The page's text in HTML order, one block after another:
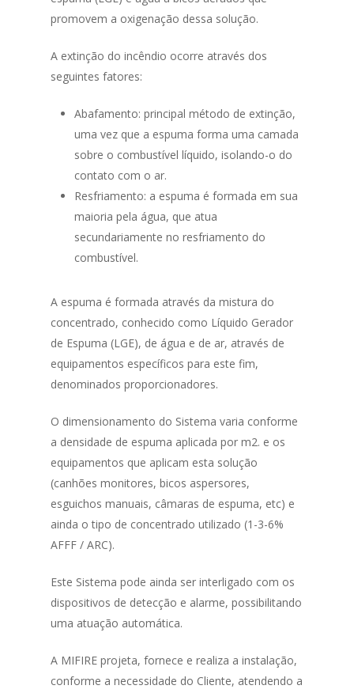
promovem a oxigenação dessa solução.
A extinção do incêndio ocorre através dos
seguintes fatores:
Abafamento: principal método de extinção,
uma vez que a espuma forma uma camada
sobre o combustível líquido, isolando-o do
contato com o ar.
Resfriamento: a espuma é formada em sua
maioria pela água, que atua
secundariamente no resfriamento do
combustível.
A espuma é formada através da mistura do
concentrado, conhecido como Líquido Gerador
de Espuma (LGE), de água e de ar, através de
equipamentos específicos para este fim,
denominados proporcionadores.
O dimensionamento do Sistema varia conforme
a densidade de espuma aplicada por m2. e os
equipamentos que aplicam esta solução
(canhões monitores, bicos aspersores,
esguichos manuais, câmaras de espuma, etc) e
ainda o tipo de concentrado utilizado (1-3-6%
AFFF / ARC).
Este Sistema pode ainda ser interligado com os
dispositivos de detecção e alarme, possibilitando
uma atuação automática.
A MIFIRE projeta, fornece e realiza a instalação,
conforme a necessidade do Cliente, atendendo a
HOME
SOBRE NÓS
Dry-Flo®
NOTIFIER
EXTINTORES
NOVEC
BLOG